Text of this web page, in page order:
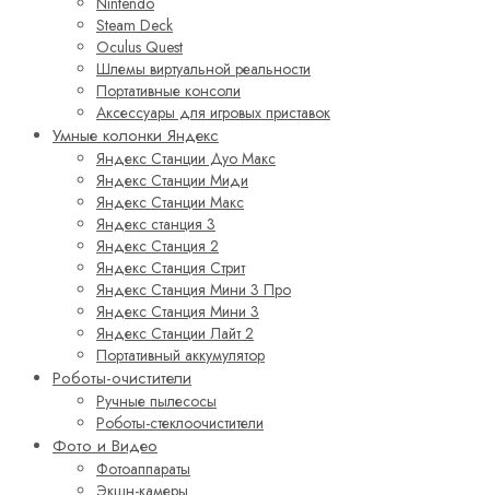
Steam Deck
Oculus Quest
Шлемы виртуальной реальности
Портативные консоли
Аксессуары для игровых приставок
Умные колонки Яндекс
Яндекс Станции Дуо Макс
Яндекс Станции Миди
Яндекс Станции Макс
Яндекс станция 3
Яндекс Станция 2
Яндекс Станция Стрит
Яндекс Станция Мини 3 Про
Яндекс Станция Мини 3
Яндекс Станции Лайт 2
Портативный аккумулятор
Роботы-очистители
Ручные пылесосы
Роботы-стеклоочистители
Фото и Видео
Фотоаппараты